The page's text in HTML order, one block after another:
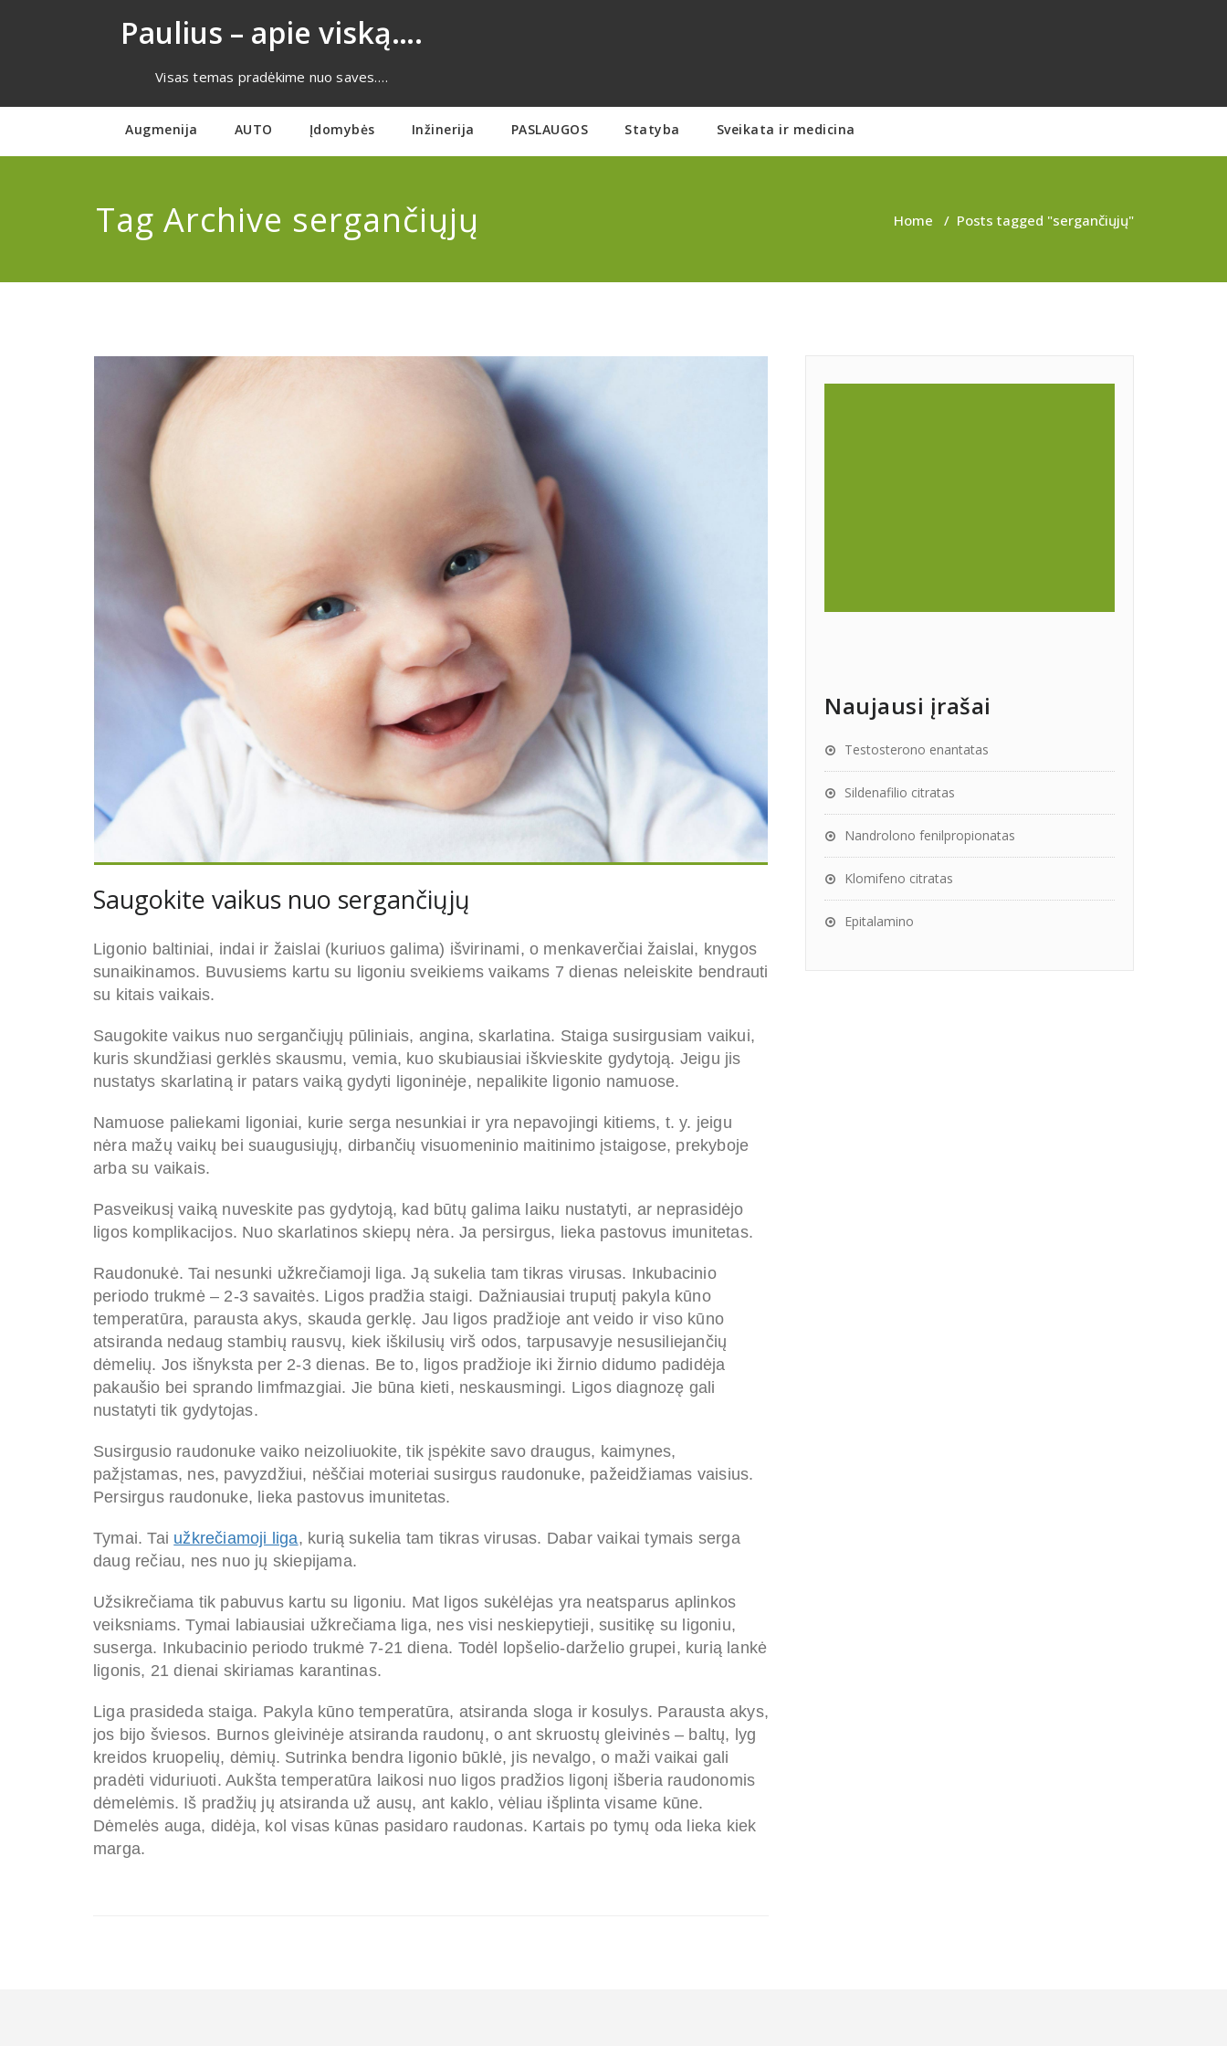
Paulius – apie viską….
Visas temas pradėkime nuo saves….
Augmenija AUTO Įdomybės Inžinerija PASLAUGOS Statyba Sveikata ir medicina
Tag Archive sergančiųjų Home / Posts tagged "sergančiųjų"
Saugokite vaikus nuo sergančiųjų
Ligonio baltiniai, indai ir žaislai (kuriuos galima) išvirinami, o menkaverčiai žaislai, knygos
sunaikinamos. Buvusiems kartu su ligoniu sveikiems vaikams 7 dienas neleiskite bendrauti
su kitais vaikais.
Saugokite vaikus nuo sergančiųjų pūliniais, angina, skarlatina. Staiga susirgusiam vaikui,
kuris skundžiasi gerklės skausmu, vemia, kuo skubiausiai iškvieskite gydytoją. Jeigu jis
nustatys skarlatiną ir patars vaiką gydyti ligoninėje, nepalikite ligonio namuose.
Namuose paliekami ligoniai, kurie serga nesunkiai ir yra nepavojingi kitiems, t. y. jeigu
nėra mažų vaikų bei suaugusiųjų, dirbančių visuomeninio maitinimo įstaigose, prekyboje
arba su vaikais.
Pasveikusį vaiką nuveskite pas gydytoją, kad būtų galima laiku nustatyti, ar neprasidėjo
ligos komplikacijos. Nuo skarlatinos skiepų nėra. Ja persirgus, lieka pastovus imunitetas.
Raudonukė. Tai nesunki užkrečiamoji liga. Ją sukelia tam tikras virusas. Inkubacinio
periodo trukmė – 2-3 savaitės. Ligos pradžia staigi. Dažniausiai truputį pakyla kūno
temperatūra, parausta akys, skauda gerklę. Jau ligos pradžioje ant veido ir viso kūno
atsiranda nedaug stambių rausvų, kiek iškilusių virš odos, tarpusavyje nesusiliejančių
dėmelių. Jos išnyksta per 2-3 dienas. Be to, ligos pradžioje iki žirnio didumo padidėja
pakaušio bei sprando limfmazgiai. Jie būna kieti, neskausmingi. Ligos diagnozę gali
nustatyti tik gydytojas.
Susirgusio raudonuke vaiko neizoliuokite, tik įspėkite savo draugus, kaimynes,
pažįstamas, nes, pavyzdžiui, nėščiai moteriai susirgus raudonuke, pažeidžiamas vaisius.
Persirgus raudonuke, lieka pastovus imunitetas.
Tymai. Tai užkrečiamoji liga, kurią sukelia tam tikras virusas. Dabar vaikai tymais serga
daug rečiau, nes nuo jų skiepijama.
Užsikrečiama tik pabuvus kartu su ligoniu. Mat ligos sukėlėjas yra neatsparus aplinkos
veiksniams. Tymai labiausiai užkrečiama liga, nes visi neskiepytieji, susitikę su ligoniu,
suserga. Inkubacinio periodo trukmė 7-21 diena. Todėl lopšelio-darželio grupei, kurią lankė
ligonis, 21 dienai skiriamas karantinas.
Liga prasideda staiga. Pakyla kūno temperatūra, atsiranda sloga ir kosulys. Parausta akys,
jos bijo šviesos. Burnos gleivinėje atsiranda raudonų, o ant skruostų gleivinės – baltų, lyg
kreidos kruopelių, dėmių. Sutrinka bendra ligonio būklė, jis nevalgo, o maži vaikai gali
pradėti viduriuoti. Aukšta temperatūra laikosi nuo ligos pradžios ligonį išberia raudonomis
dėmelėmis. Iš pradžių jų atsiranda už ausų, ant kaklo, vėliau išplinta visame kūne.
Dėmelės auga, didėja, kol visas kūnas pasidaro raudonas. Kartais po tymų oda lieka kiek
marga.
Naujausi įrašai
Testosterono enantatas
Sildenafilio citratas
Nandrolono fenilpropionatas
Klomifeno citratas
Epitalamino